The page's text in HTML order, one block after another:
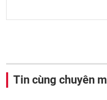
Tin cùng chuyên